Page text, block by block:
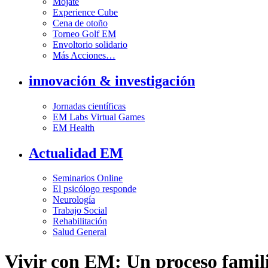
Experience Cube
Cena de otoño
Torneo Golf EM
Envoltorio solidario
Más Acciones…
innovación & investigación
Jornadas científicas
EM Labs Virtual Games
EM Health
Actualidad EM
Seminarios Online
El psicólogo responde
Neurología
Trabajo Social
Rehabilitación
Salud General
Vivir con EM: Un proceso